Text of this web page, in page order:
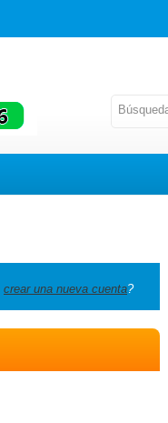
crear una nueva cuenta?